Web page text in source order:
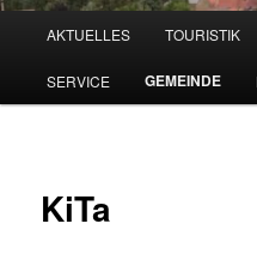
AKTUELLES TOURISTIK
SERVICE GEMEINDE
KiTa